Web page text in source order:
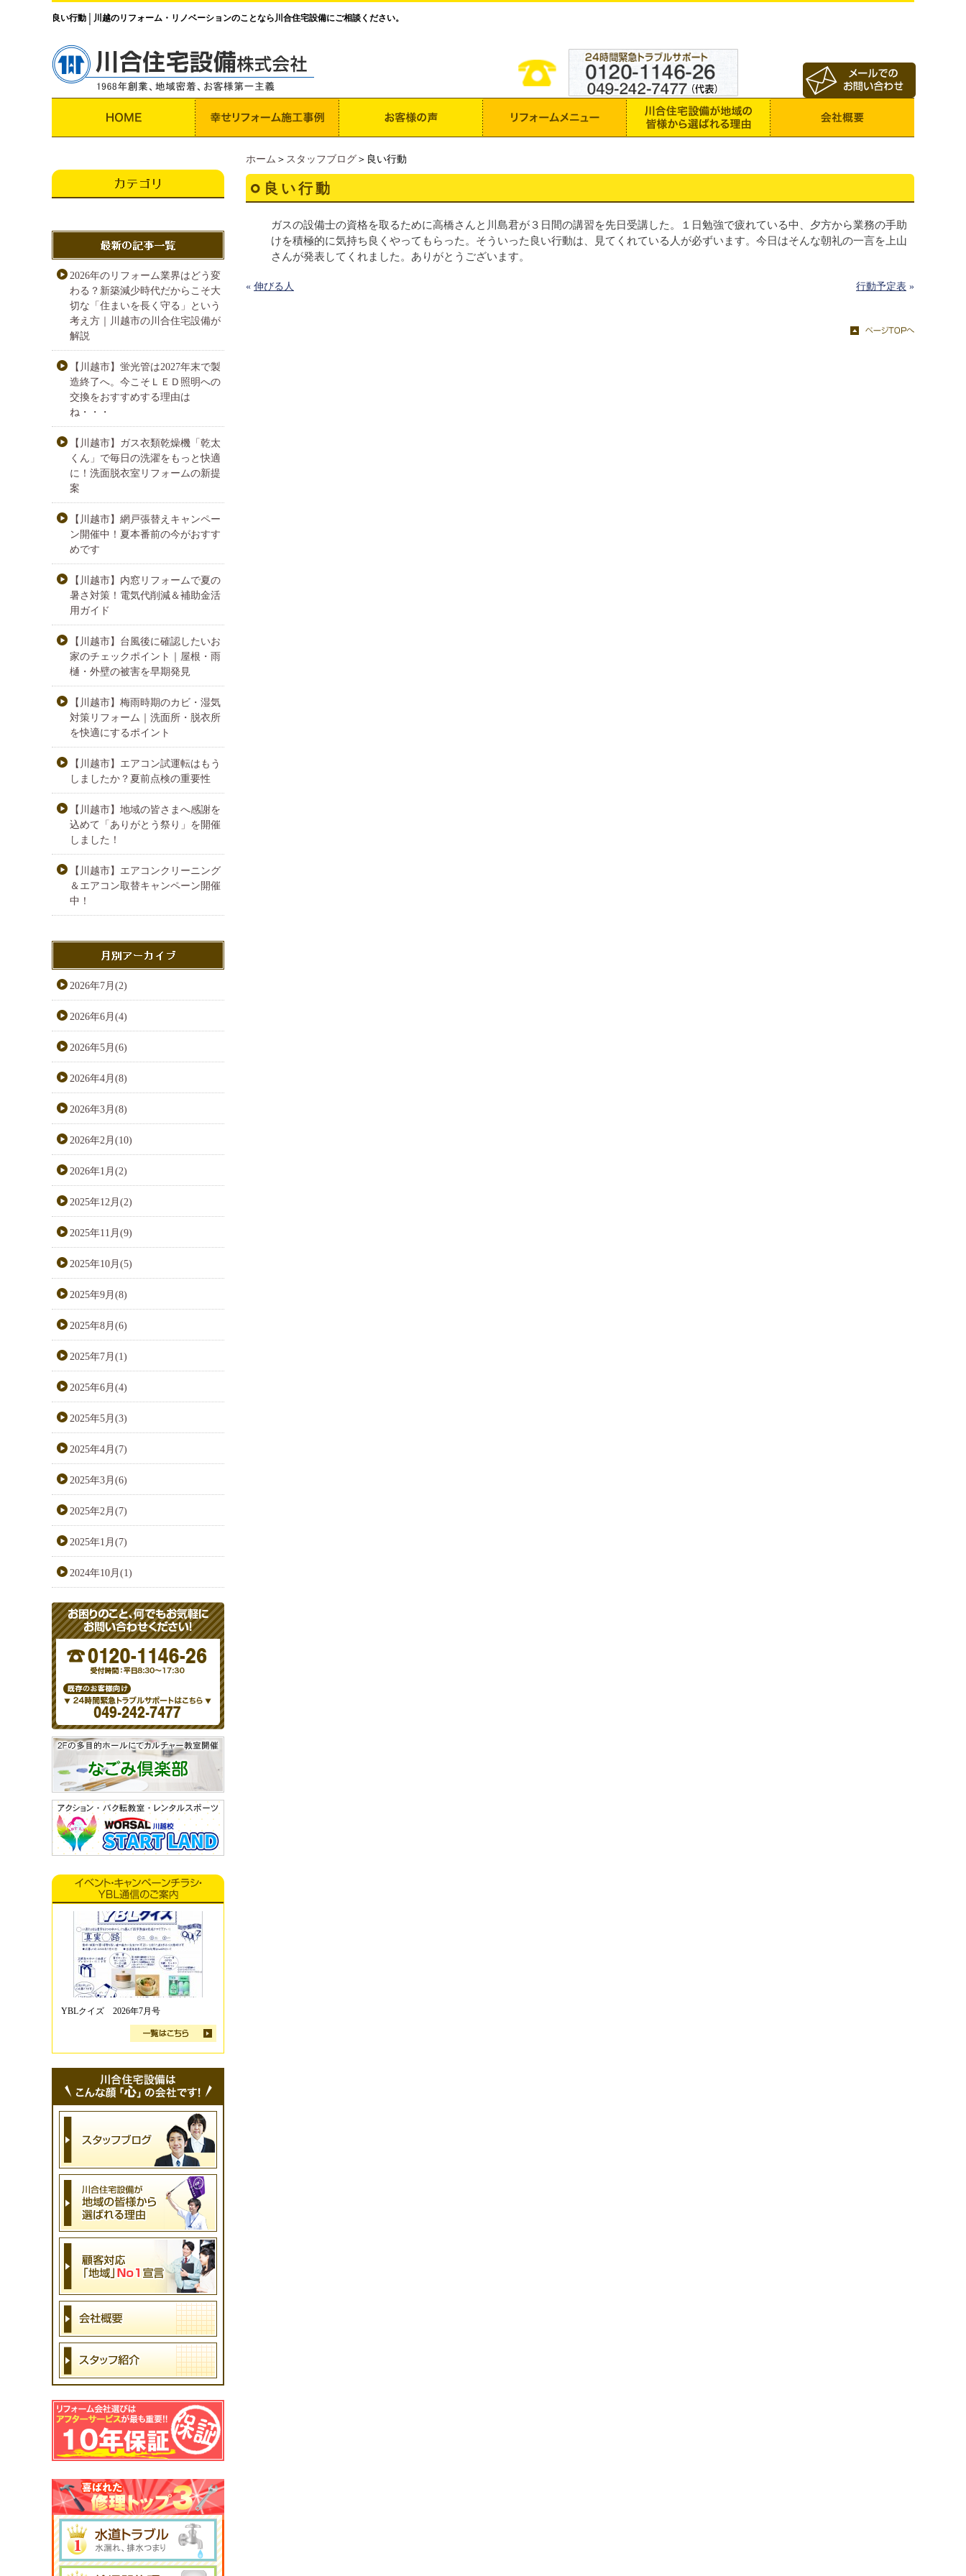
良い行動 川越のリフォーム・リノベーションのことなら川合住宅設備にご相談ください。
ホーム ＞ スタッフブログ ＞良い行動
良い行動
ガスの設備士の資格を取るために高橋さんと川島君が３日間の講習を先日受講した。１日勉強で疲れている中、夕方から業務の手助
けを積極的に気持ち良くやってもらった。そういった良い行動は、見てくれている人が必ずいます。今日はそんな朝礼の一言を上山
さんが発表してくれました。ありがとうございます。
« 伸びる人 行動予定表 »
2026年のリフォーム業界はどう変
わる？新築減少時代だからこそ大
切な「住まいを長く守る」という
考え方｜川越市の川合住宅設備が
解説
【川越市】蛍光管は2027年末で製
造終了へ。今こそＬＥＤ照明への
交換をおすすめする理由は
ね・・・
【川越市】ガス衣類乾燥機「乾太
くん」で毎日の洗濯をもっと快適
に！洗面脱衣室リフォームの新提
案
【川越市】網戸張替えキャンペー
ン開催中！夏本番前の今がおすす
めです
【川越市】内窓リフォームで夏の
暑さ対策！電気代削減＆補助金活
用ガイド
【川越市】台風後に確認したいお
家のチェックポイント｜屋根・雨
樋・外壁の被害を早期発見
【川越市】梅雨時期のカビ・湿気
対策リフォーム｜洗面所・脱衣所
を快適にするポイント
【川越市】エアコン試運転はもう
しましたか？夏前点検の重要性
【川越市】地域の皆さまへ感謝を
込めて「ありがとう祭り」を開催
しました！
【川越市】エアコンクリーニング
＆エアコン取替キャンペーン開催
中！
2026年7月(2)
2026年6月(4)
2026年5月(6)
2026年4月(8)
2026年3月(8)
2026年2月(10)
2026年1月(2)
2025年12月(2)
2025年11月(9)
2025年10月(5)
2025年9月(8)
2025年8月(6)
2025年7月(1)
2025年6月(4)
2025年5月(3)
2025年4月(7)
2025年3月(6)
2025年2月(7)
2025年1月(7)
2024年10月(1)
YBLクイズ 2026年7月号